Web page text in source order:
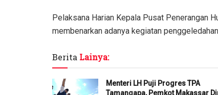
Pelaksana Harian Kepala Pusat Penerangan
membenarkan adanya kegiatan
Berita Lainya:
Menteri LH Puji Progres TPA
Tamangapa, Pemkot Makassar